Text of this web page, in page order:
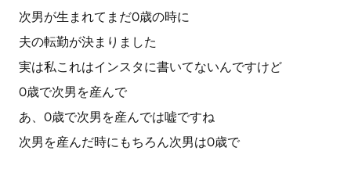
次男が生まれてまだ0歳の時に
夫の転勤が決まりました
実は私これはインスタに書いてないんですけど
0歳で次男を産んで
あ、0歳で次男を産んでは嘘ですね
次男を産んだ時にもちろん次男は0歳で